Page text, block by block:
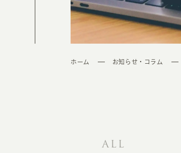
ホーム お知らせ・コラム
ALL